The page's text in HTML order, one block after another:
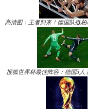
高清图：王者归来！德国队抵
搜狐世界杯最佳阵容：德国5人